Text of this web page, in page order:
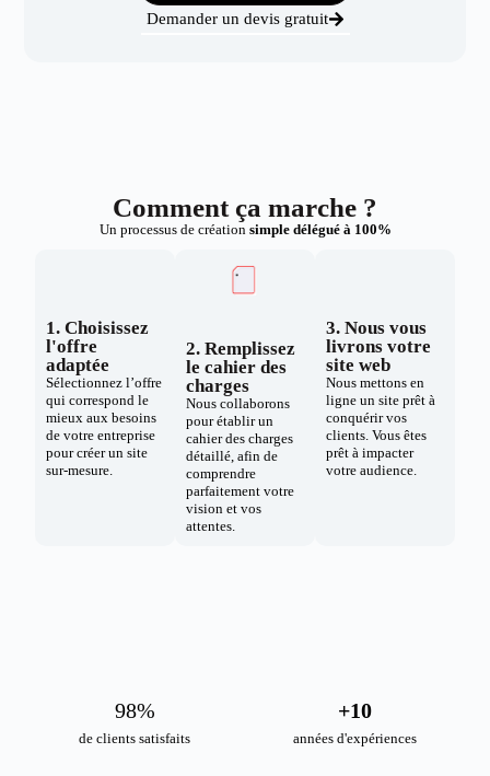
Demander un devis gratuit
Comment ça marche ?
Un processus de création simple délégué à 100%
1. Choisissez
l'offre
adaptée
Sélectionnez l’offre
qui correspond le
mieux aux besoins
de votre entreprise
pour créer un site
sur-mesure.
2. Remplissez
le cahier des
charges
Nous collaborons
pour établir un
cahier des charges
détaillé, afin de
comprendre
parfaitement votre
vision et vos
attentes.
3. Nous vous
livrons votre
site web
Nous mettons en
ligne un site prêt à
conquérir vos
clients. Vous êtes
prêt à impacter
votre audience.
de clients satisfaits
98%
années d'expériences
+10